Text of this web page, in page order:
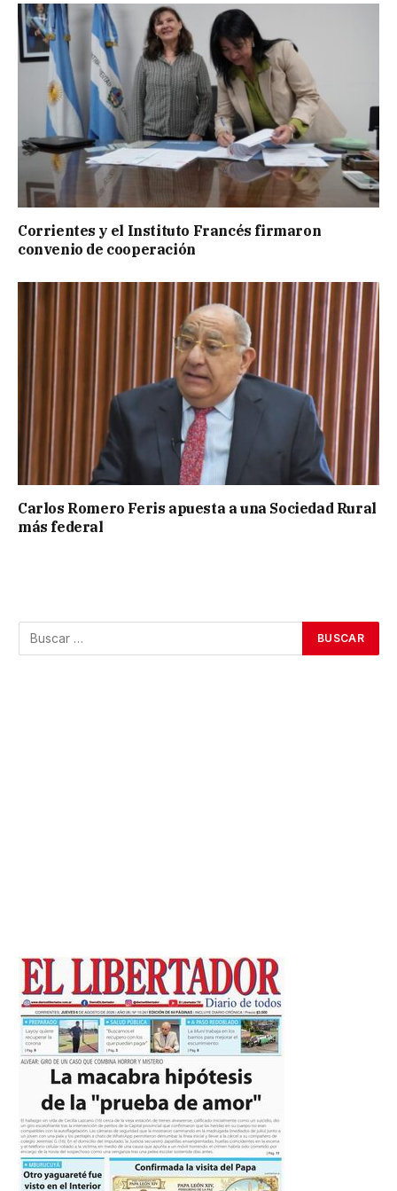
Corrientes y el Instituto Francés firmaron
convenio de cooperación
Carlos Romero Feris apuesta a una Sociedad Rural
más federal